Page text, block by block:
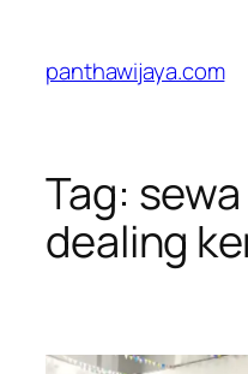
konten
panthawijaya.com
Tag:
dealing